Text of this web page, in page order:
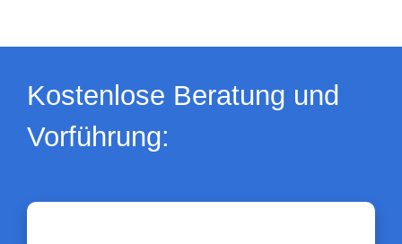
Kostenlose Beratung und
Vorführung: